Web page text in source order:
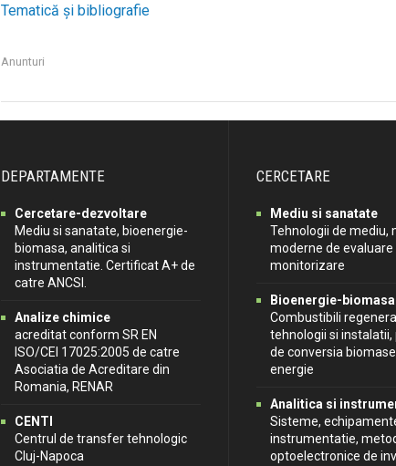
Tematică și bibliografie
Anunturi
DEPARTAMENTE
Cercetare-dezvoltare
Mediu si sanatate, bioenergie-
biomasa, analitica si
instrumentatie. Certificat A+ de
catre ANCSI.
Analize chimice
acreditat conform SR EN
ISO/CEI 17025:2005 de catre
Asociatia de Acreditare din
Romania, RENAR
CENTI
Centrul de transfer tehnologic
Cluj-Napoca
CERCETARE
Mediu si sanatate
Tehnologii de mediu,
moderne de evaluare
monitorizare
Bioenergie-biomasa
Combustibili
tehnologii si instalatii,
de conversia
energie
Analitica si
Sisteme,
instrumentatie,
optoelectronice de